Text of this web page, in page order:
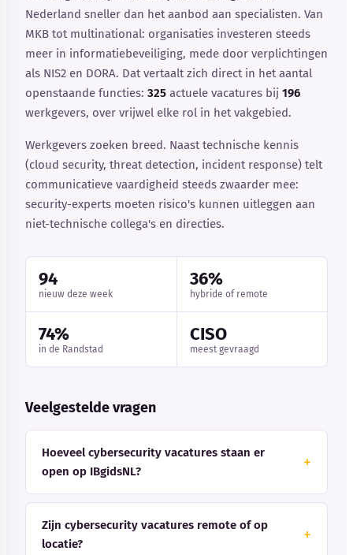
Nederland sneller dan het aanbod aan specialisten. Van
MKB tot multinational: organisaties investeren steeds
meer in informatiebeveiliging, mede door verplichtingen
als NIS2 en DORA. Dat vertaalt zich direct in het aantal
openstaande functies: 325 actuele vacatures bij 196
werkgevers, over vrijwel elke rol in het vakgebied.
Werkgevers zoeken breed. Naast technische kennis
(cloud security, threat detection, incident response) telt
communicatieve vaardigheid steeds zwaarder mee:
security-experts moeten risico's kunnen uitleggen aan
niet-technische collega's en directies.
94
nieuw deze week
36%
hybride of remote
74%
in de Randstad
CISO
meest gevraagd
Veelgestelde vragen
Hoeveel cybersecurity vacatures staan er
open op IBgidsNL?
Zijn cybersecurity vacatures remote of op
locatie?